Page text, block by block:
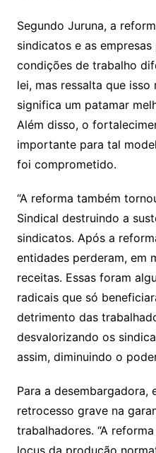
Segundo Juruna, a
sindicatos e as
condições de trabalho
lei, mas ressalta que isso
significa um patamar
Além disso, o
importante para tal
foi comprometido.
“A reforma também
Sindical destruindo a
sindicatos. Após a
entidades perderam, em
receitas. Essas foram
radicais que só
detrimento das
desvalorizando os
assim, diminuindo o
Para a desembargadora,
retrocesso grave na
trabalhadores. “A